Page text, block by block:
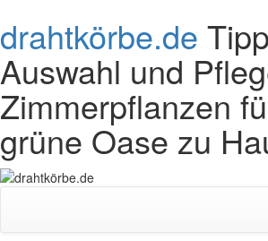
drahtkörbe.de
Auswahl und
Zimmerpflanzen
grüne Oase zu